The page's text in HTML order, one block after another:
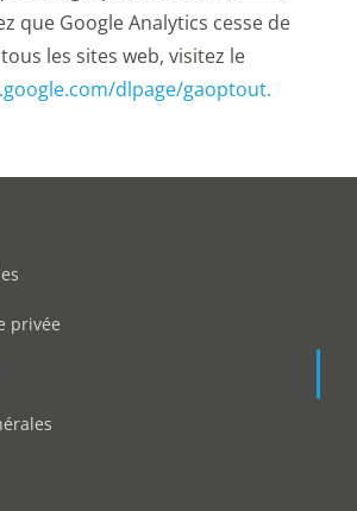
que Google Analytics cesse de
les sites web, visitez le
dlpage/gaoptout.
privée